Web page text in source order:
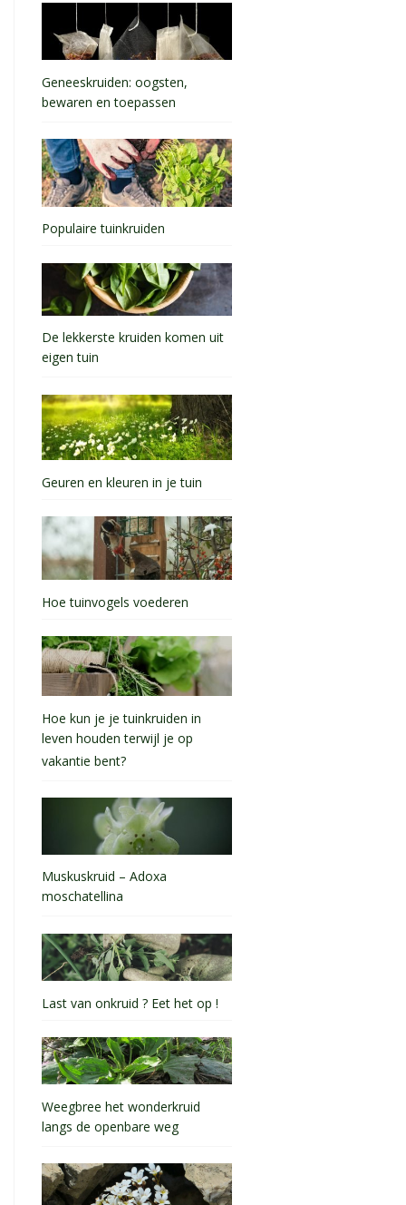
Geneeskruiden: oogsten,
bewaren en toepassen
Populaire tuinkruiden
De lekkerste kruiden komen uit
eigen tuin
Geuren en kleuren in je tuin
Hoe tuinvogels voederen
Hoe kun je je tuinkruiden in
leven houden terwijl je op
vakantie bent?
Muskuskruid – Adoxa
moschatellina
Last van onkruid ? Eet het op !
Weegbree het wonderkruid
langs de openbare weg